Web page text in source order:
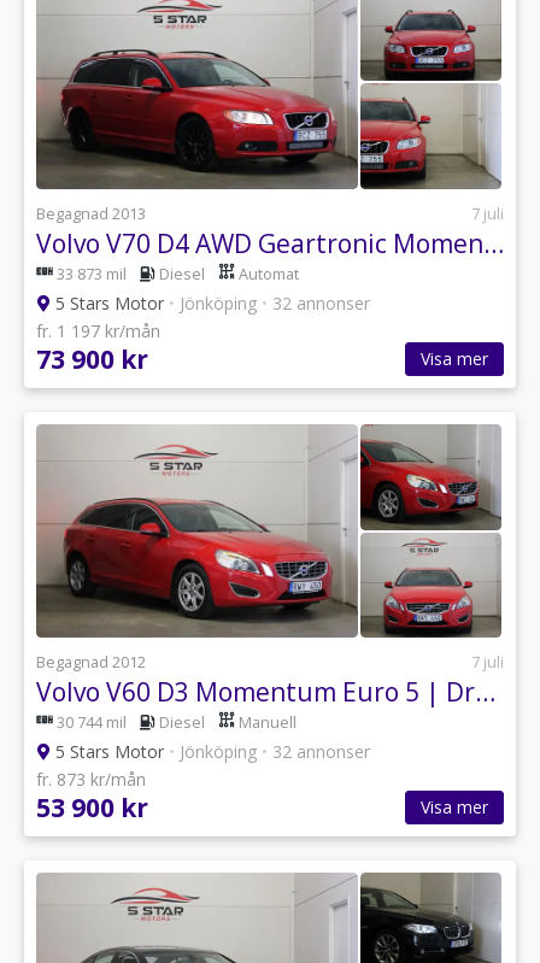
Begagnad 2013 7 juli
Volvo V70 D4 AWD Geartronic Momentum Drag P-sesnor Skinn VOC
33 873 mil Diesel Automat
5 Stars Motor • Jönköping • 32 annonser
fr. 1 197 kr/mån
73 900 kr Visa mer
Begagnad 2012 7 juli
Volvo V60 D3 Momentum Euro 5 | Drag | P-sensor | Bluetooth
30 744 mil Diesel Manuell
5 Stars Motor • Jönköping • 32 annonser
fr. 873 kr/mån
53 900 kr Visa mer